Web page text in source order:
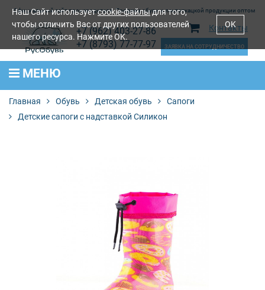
Официальный сайт производителя. Продажа обуви и лентоткацкой продукции оптом
+7 (962) 403-27-86
+7 (8793) 77-77-97
ЗАЯВКА НА СОТРУДНИЧЕСТВО
Контакты
МЕНЮ
Главная Обувь Детская обувь
Сапоги
Детские сапоги с надставкой Силикон
Наш Сайт используетcookie-файлыдля того,
чтобы отличить Вас от других пользователей
нашего ресурса. Нажмите OK.
OK